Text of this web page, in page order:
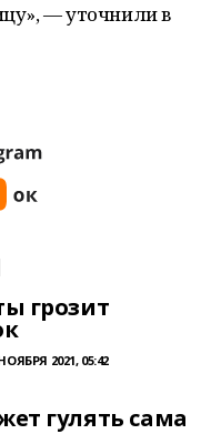
— уточнили в
грозит
2021, 05:42
гулять сама